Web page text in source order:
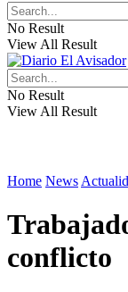
No Result
View All Result
No Result
View All Result
Home News
conflicto